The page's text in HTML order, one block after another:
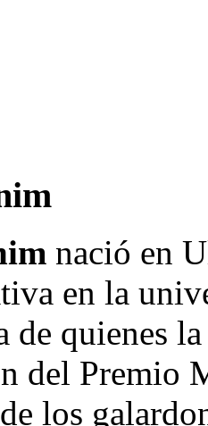
nació en
en la
de quienes
del Premio
los